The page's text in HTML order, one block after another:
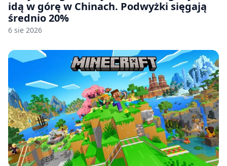
idą w górę w Chinach. Podwyżki sięgają
średnio 20%
6 sie 2026